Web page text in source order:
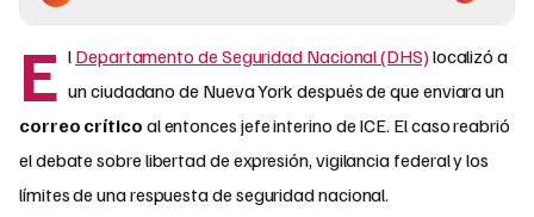
E l Departamento de Seguridad Nacional (DHS)localizó a
un ciudadano de Nueva York después de que enviara un
correo crítico al entonces jefe interino de ICE. El caso reabrió
el debate sobre libertad de expresión, vigilancia federal y los
límites de una respuesta de seguridad nacional.